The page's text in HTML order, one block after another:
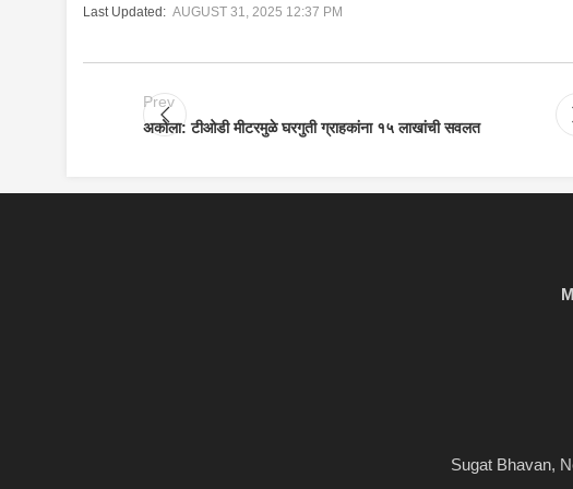
Last Updated: AUGUST 31, 2025 12:37 PM
Prev
अकोला: टीओडी मीटरमुळे घरगुती ग्राहकांना १५ लाखांची सवलत
Sugat Bhavan,